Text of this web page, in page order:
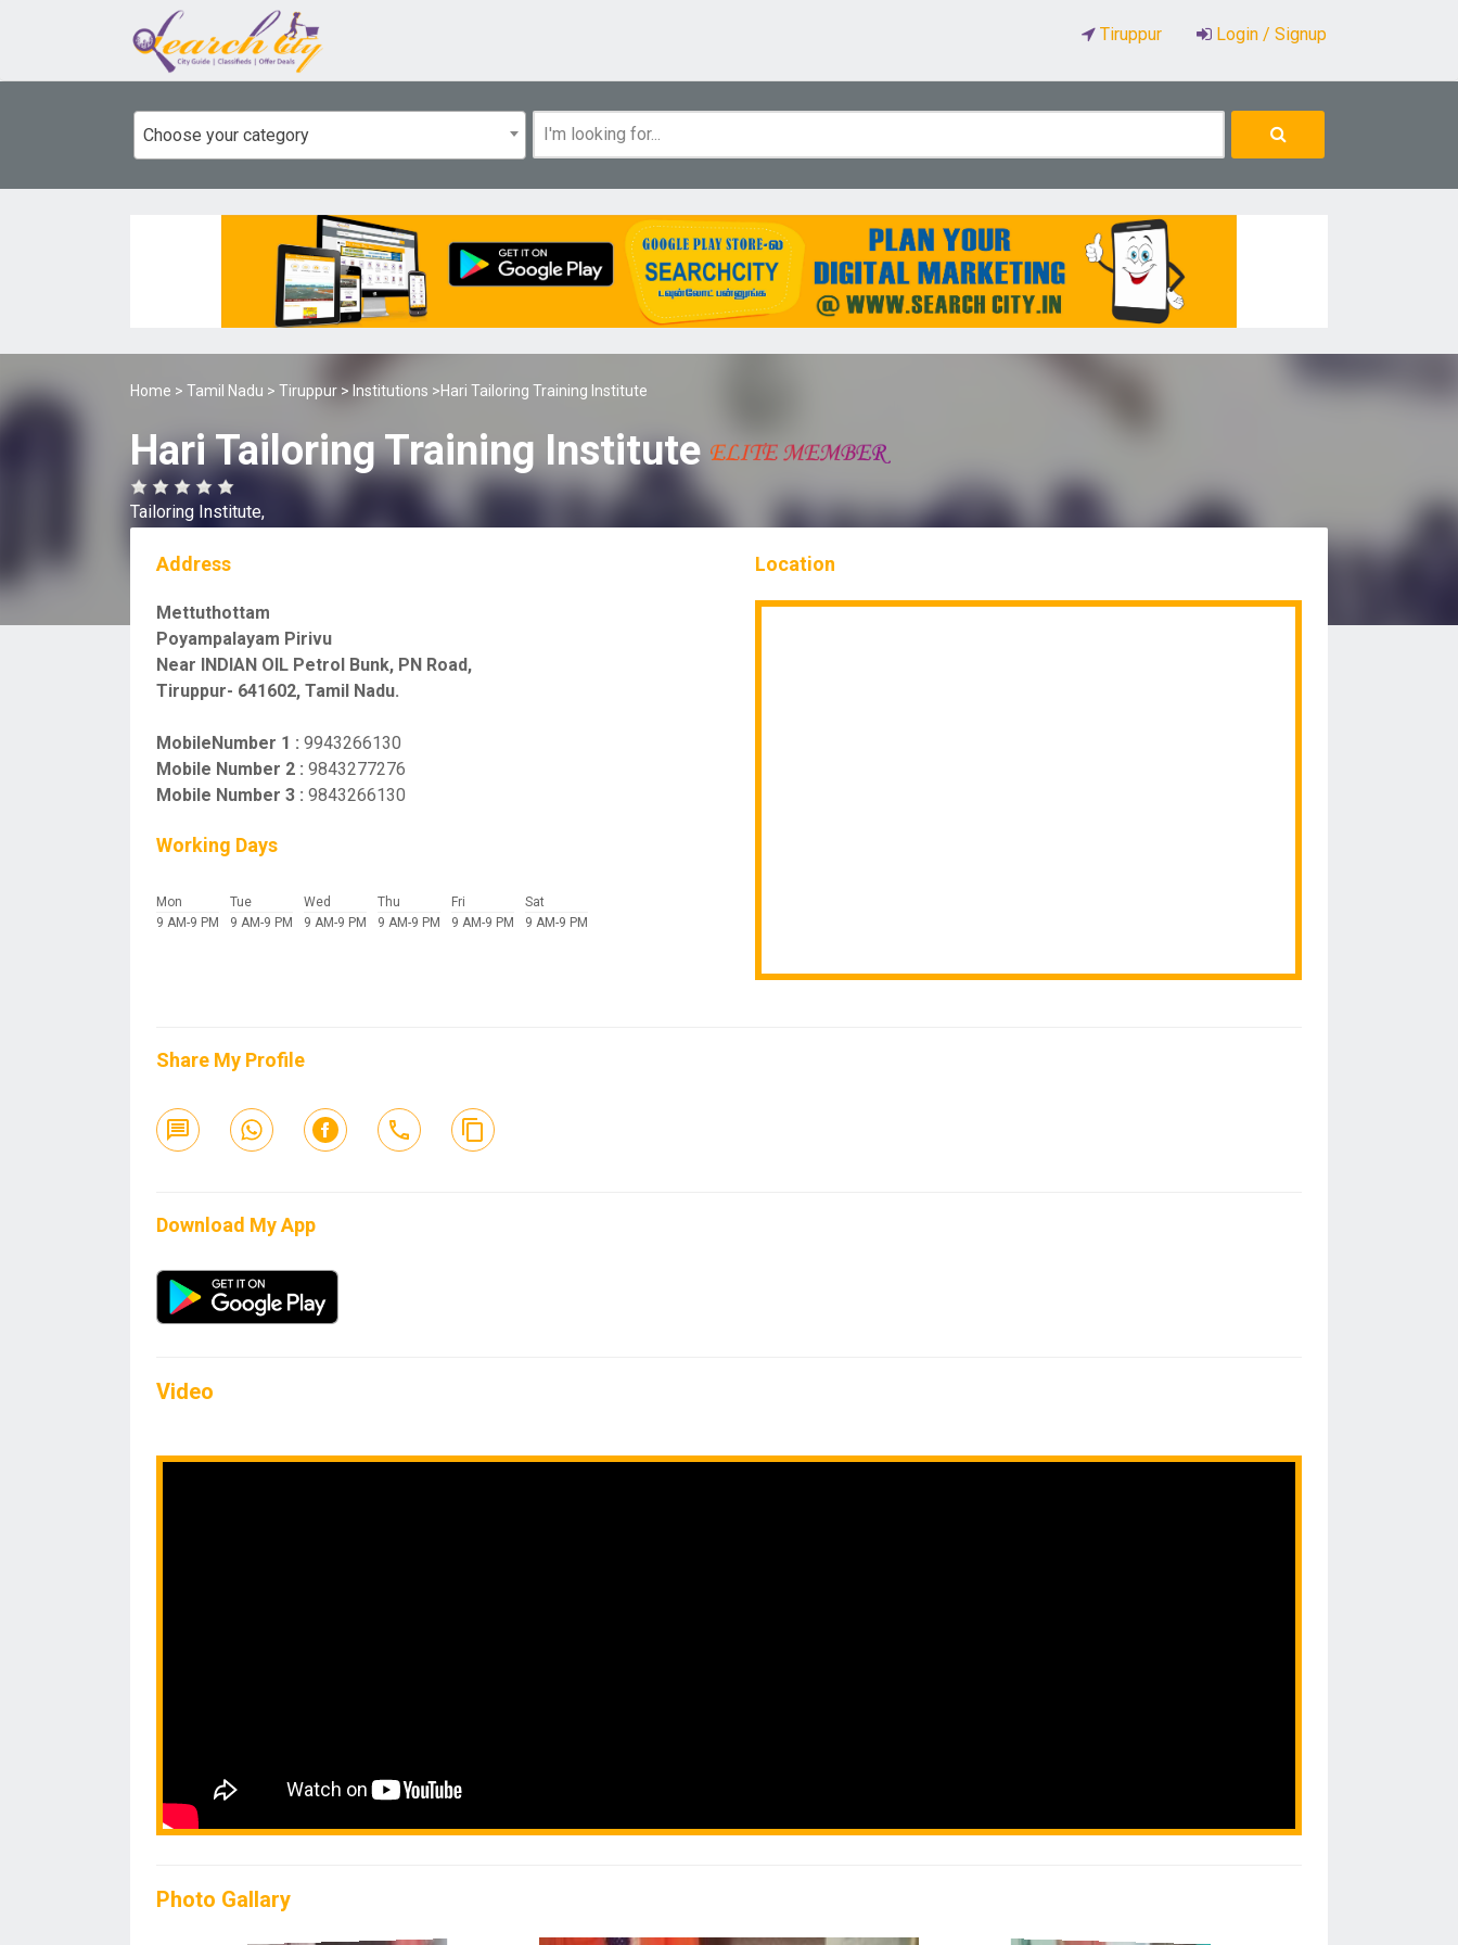
Tiruppur Login / Signup
Choose your category
Home > Tamil Nadu > Tiruppur > Institutions >Hari Tailoring Training Institute
Hari Tailoring Training Institute
Tailoring Institute,
Address
Mettuthottam
Poyampalayam Pirivu
Near INDIAN OIL Petrol Bunk, PN Road,
Tiruppur- 641602, Tamil Nadu.
MobileNumber 1 : 9943266130
Mobile Number 2 : 9843277276
Mobile Number 3 : 9843266130
Working Days
Mon
9 AM-9 PM
Tue
9 AM-9 PM
Wed
9 AM-9 PM
Thu
9 AM-9 PM
Fri
9 AM-9 PM
Sat
9 AM-9 PM
Location
Share My Profile
Download My App
Video
Photo Gallary